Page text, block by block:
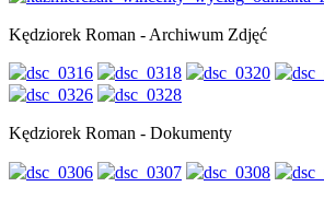
Kędziorek Roman - Archiwum Zdjęć
Kędziorek Roman - Dokumenty